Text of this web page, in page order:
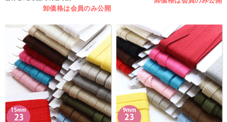
卸価格は会員のみ公開